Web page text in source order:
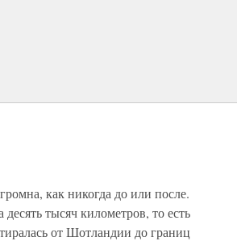
как никогда до или после.
тысяч километров, то есть
от Шотландии до границ